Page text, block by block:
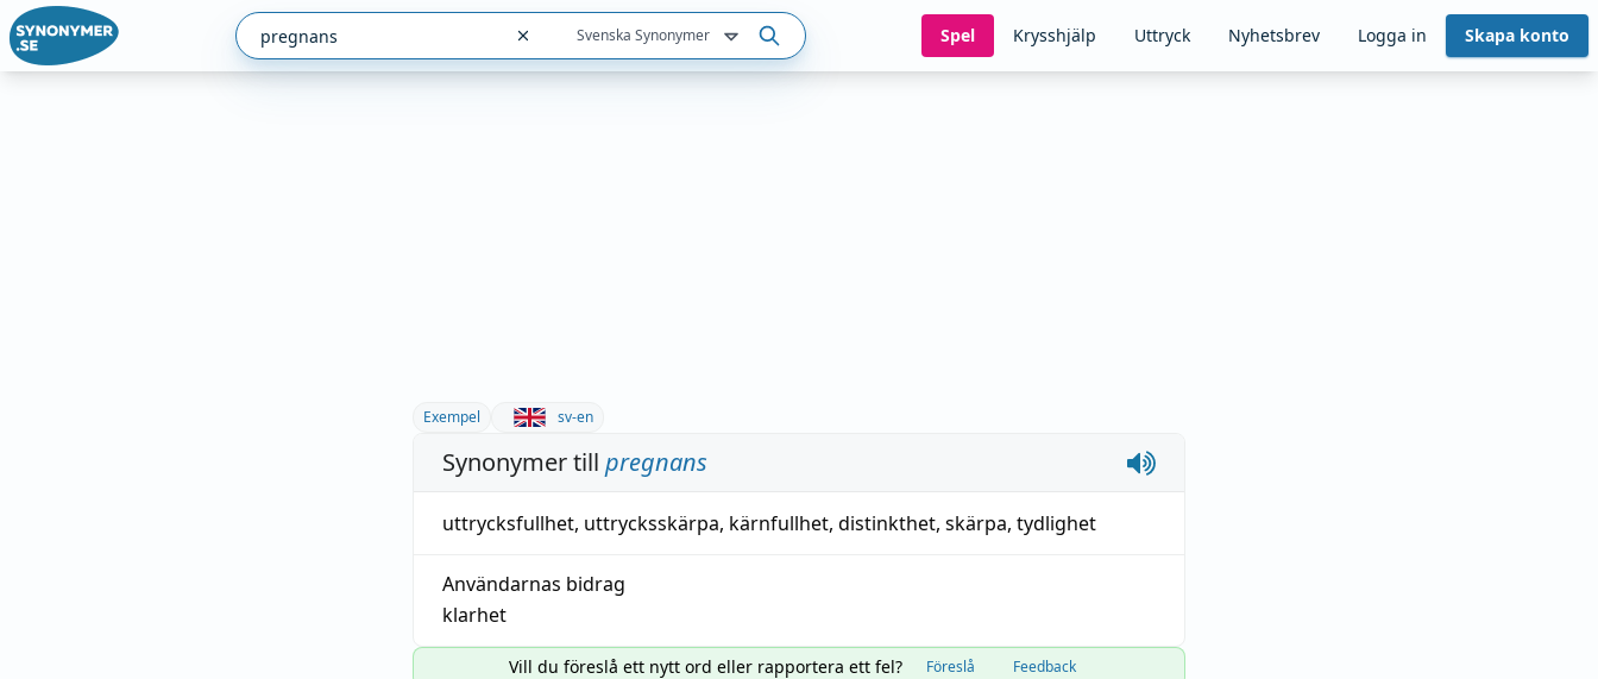
Svenska Synonymer Spel Krysshjälp Uttryck Nyhetsbrev Logga in Skapa konto
Exempel sv-en
Synonymer till pregnans
uttrycksfullhet, uttrycksskärpa, kärnfullhet, distinkthet, skärpa, tydlighet
Användarnas bidrag
klarhet
Vill du föreslå ett nytt ord eller rapportera ett fel? Föreslå Feedback